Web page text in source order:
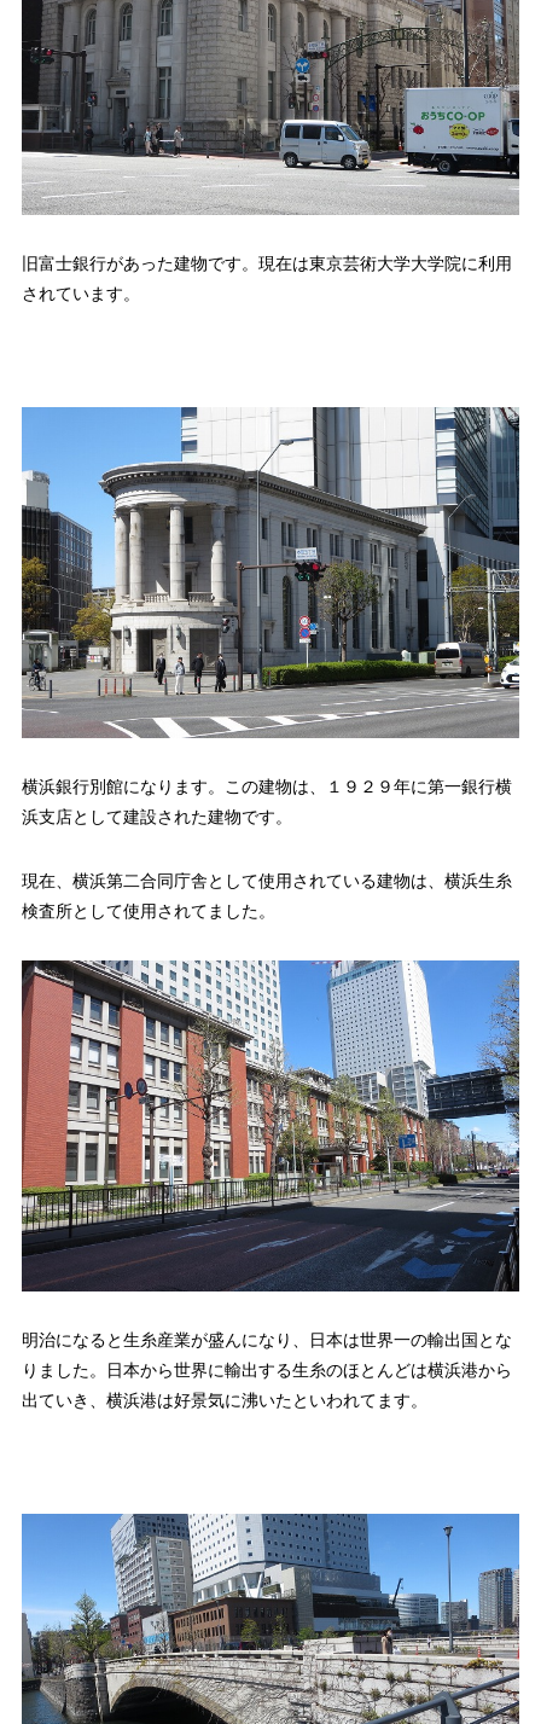
旧富士銀行があった建物です。現在は東京芸術大学大学院に利用
されています。
横浜銀行別館になります。この建物は、１９２９年に第一銀行横
浜支店として建設された建物です。
現在、横浜第二合同庁舎として使用されている建物は、横浜生糸
検査所として使用されてました。
明治になると生糸産業が盛んになり、日本は世界一の輸出国とな
りました。日本から世界に輸出する生糸のほとんどは横浜港から
出ていき、横浜港は好景気に沸いたといわれてます。